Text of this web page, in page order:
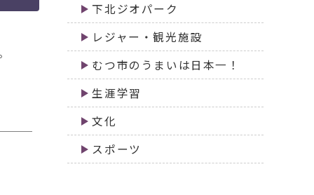
下北ジオパーク
レジャー・観光施設
むつ市のうまいは日本一！
生涯学習
文化
スポーツ